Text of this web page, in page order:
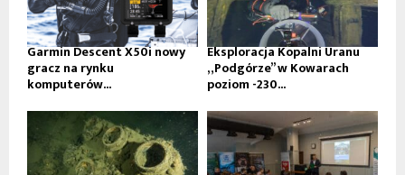
Garmin Descent X50i nowy
gracz na rynku
komputerów...
Eksploracja Kopalni Uranu
„Podgórze” w Kowarach
poziom -230...